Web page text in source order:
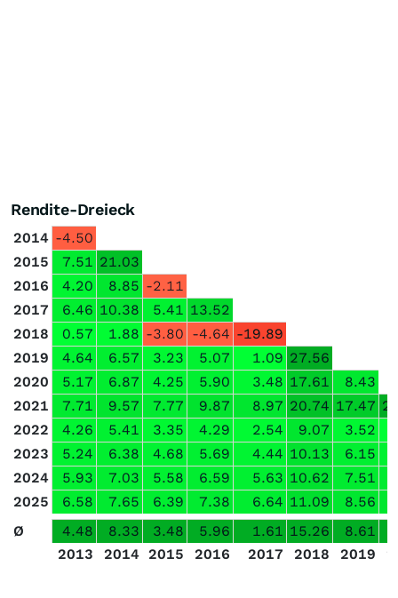
Rendite-Dreieck
2014 -4.50
2015
7.51 21.03
2016
4.20 8.85 -2.11
2017
6.46 10.38 5.41 13.52
2018
0.57 1.88 -3.80 -4.64 -19.89
2019
4.64 6.57 3.23 5.07 1.09 27.56
2020
5.17 6.87 4.25 5.90 3.48 17.61
8.43
2021
7.71 9.57 7.77 9.87 8.97 20.74 17.47
2022
4.26 5.41 3.35 4.29 2.54 9.07 3.52
2023
5.24 6.38 4.68 5.69 4.44 10.13 6.15
2024
5.93 7.03 5.58 6.59 5.63 10.62 7.51
2025
6.58 7.65 6.39 7.38 6.64 11.09 8.56
Ø
4.48 8.33 3.48 5.96 1.61 15.26 8.61
2013
2014 2015 2016 2017 2018 2019